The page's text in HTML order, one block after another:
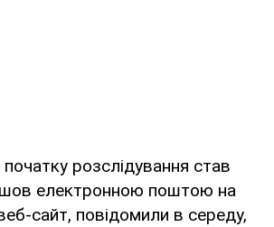
розслідування став
електронною поштою на
сайт, повідомили в середу,